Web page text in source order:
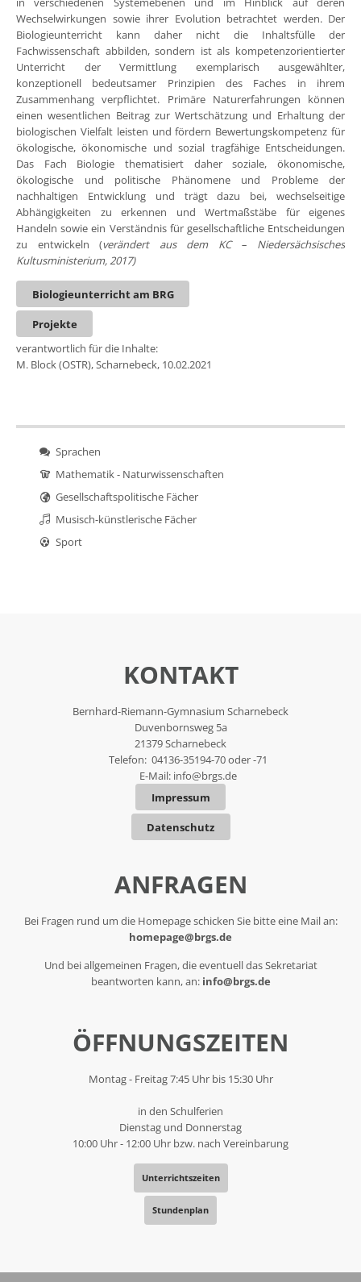
Wechselwirkungen sowie ihrer Evolution betrachtet werden. Der
Biologieunterricht kann daher nicht die Inhaltsfülle der
Fachwissenschaft abbilden, sondern ist als kompetenzorientierter
Unterricht der Vermittlung exemplarisch ausgewählter,
konzeptionell bedeutsamer Prinzipien des Faches in ihrem
Zusammenhang verpflichtet. Primäre Naturerfahrungen können
einen wesentlichen Beitrag zur Wertschätzung und Erhaltung der
biologischen Vielfalt leisten und fördern Bewertungskompetenz für
ökologische, ökonomische und sozial tragfähige Entscheidungen.
Das Fach Biologie thematisiert daher soziale, ökonomische,
ökologische und politische Phänomene und Probleme der
nachhaltigen Entwicklung und trägt dazu bei, wechselseitige
Abhängigkeiten zu erkennen und Wertmaßstäbe für eigenes
Handeln sowie ein Verständnis für gesellschaftliche Entscheidungen
zu entwickeln (verändert aus dem KC – Niedersächsisches
Kultusministerium, 2017)
Biologieunterricht am BRG
Projekte
verantwortlich für die Inhalte:
M. Block (OSTR), Scharnebeck, 10.02.2021
Sprachen
Mathematik - Naturwissenschaften
Gesellschaftspolitische Fächer
Musisch-künstlerische Fächer
Sport
KONTAKT
Bernhard-Riemann-Gymnasium Scharnebeck
Duvenbornsweg 5a
21379 Scharnebeck
Telefon: 04136-35194-70 oder -71
E-Mail: info@brgs.de
Impressum
Datenschutz
ANFRAGEN
Bei Fragen rund um die Homepage schicken Sie bitte eine Mail an:
homepage@brgs.de
Und bei allgemeinen Fragen, die eventuell das Sekretariat
beantworten kann, an: info@brgs.de
ÖFFNUNGSZEITEN
Montag - Freitag 7:45 Uhr bis 15:30 Uhr
in den Schulferien
Dienstag und Donnerstag
10:00 Uhr - 12:00 Uhr bzw. nach Vereinbarung
Unterrichtszeiten
Stundenplan